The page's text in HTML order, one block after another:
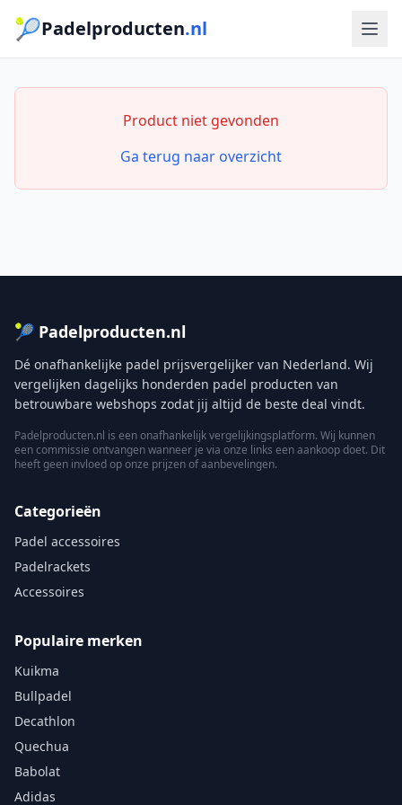
🎾Padelproducten.nl
Product niet gevonden
Ga terug naar overzicht
🎾 Padelproducten.nl
Dé onafhankelijke padel prijsvergelijker van Nederland. Wij
vergelijken dagelijks honderden padel producten van
betrouwbare webshops zodat jij altijd de beste deal vindt.
Padelproducten.nl is een onafhankelijk vergelijkingsplatform. Wij kunnen
een commissie ontvangen wanneer je via onze links een aankoop doet. Dit
heeft geen invloed op onze prijzen of aanbevelingen.
Categorieën
Padel accessoires
Padelrackets
Accessoires
Populaire merken
Kuikma
Bullpadel
Decathlon
Quechua
Babolat
Adidas